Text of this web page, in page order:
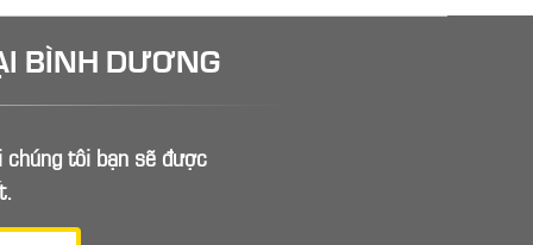
BÌNH DƯƠNG
tôi bạn sẽ được